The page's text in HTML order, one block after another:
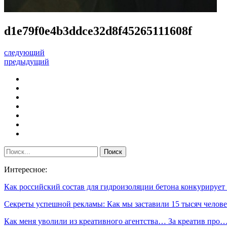
d1e79f0e4b3ddce32d8f45265111608f
следующий
предыдущий
Интересное:
Как российский состав для гидроизоляции бетона
Секреты успешной рекламы: Как мы заставили 15 тысяч
Как меня уволили из креативного агентства… За креатив про…